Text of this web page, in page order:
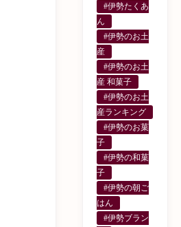
#伊勢たくあ
ん
#伊勢のお土
産
#伊勢のお土
産 和菓子
#伊勢のお土
産ランキング
#伊勢のお菓
子
#伊勢の和菓
子
#伊勢の朝ご
はん
#伊勢ブラン